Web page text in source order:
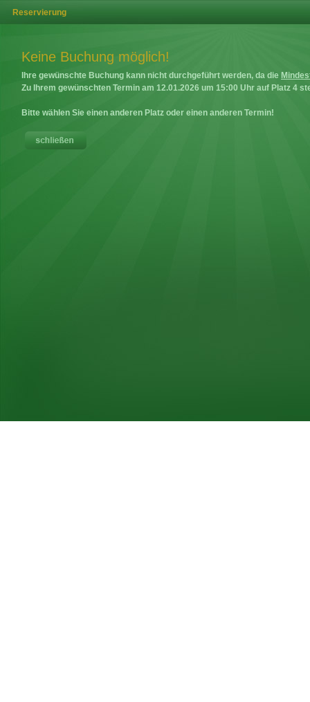
Reservierung
Keine Buchung möglich!
Ihre gewünschte Buchung kann nicht durchgeführt werden, da die
Zu Ihrem gewünschten Termin am 12.01.2026 um 15:00 Uhr auf Platz 4
Bitte wählen Sie einen anderen Platz oder einen anderen Termin!